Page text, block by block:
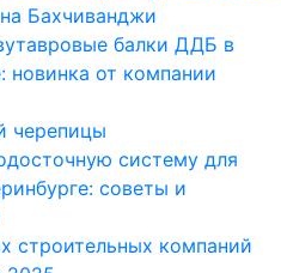
Бахчиванджи
балки ДДБ в
новинка от компании
черепицы
систему для
советы и
строительных компаний